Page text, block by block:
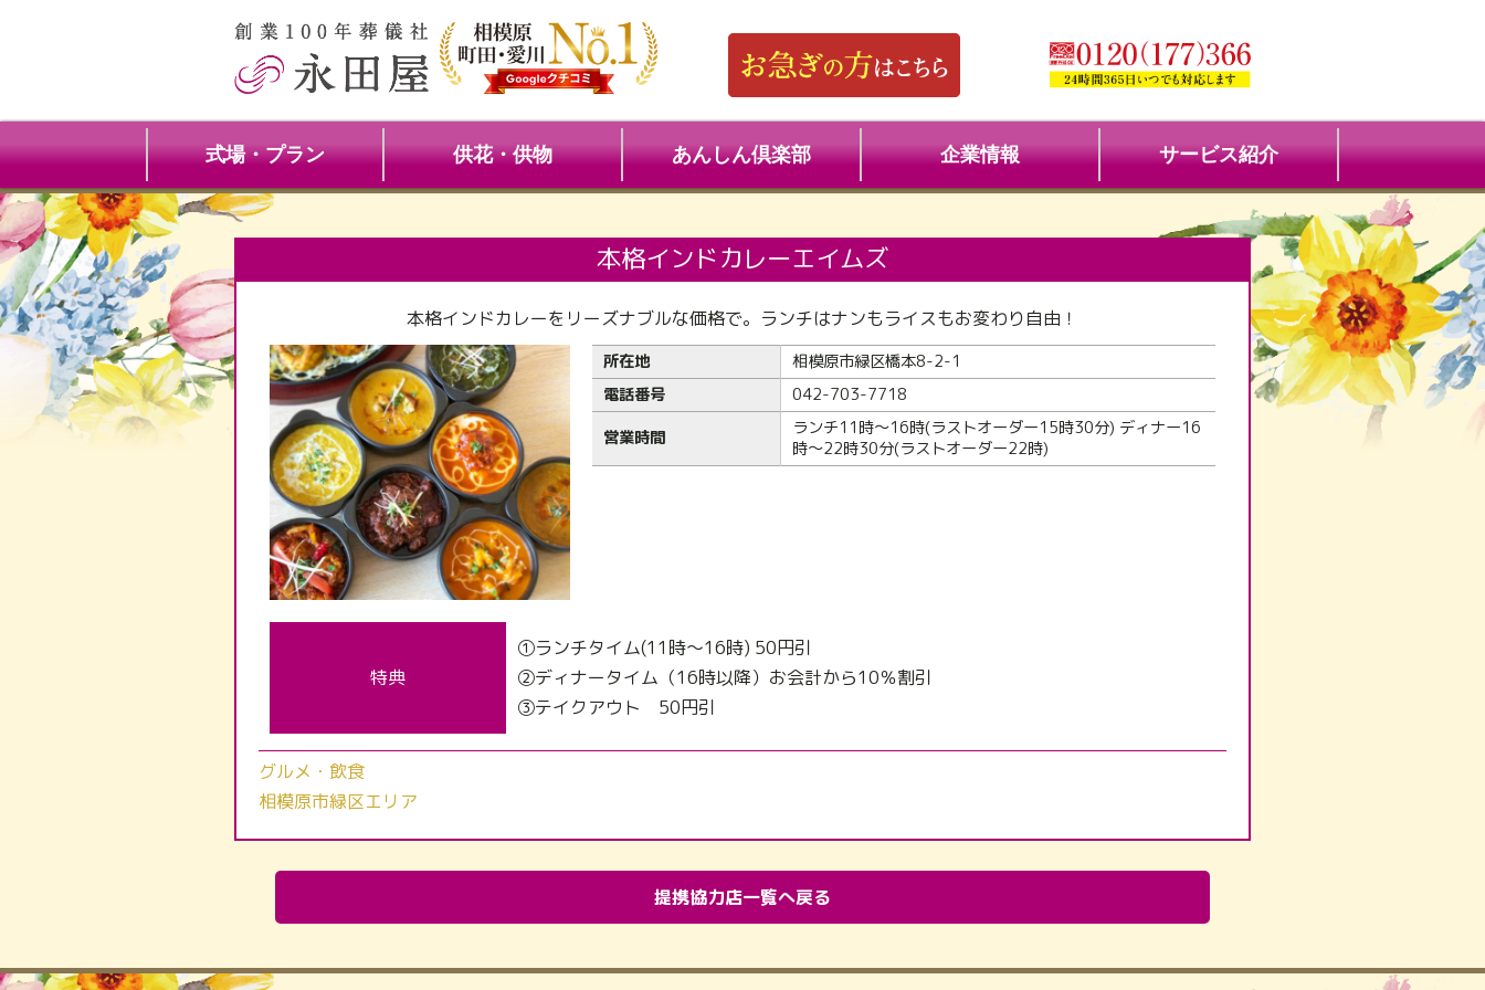
式場・プラン 供花・供物 あんしん倶楽部 企業情報 サービス紹介
本格インドカレーエイムズ
本格インドカレーをリーズナブルな価格で。ランチはナンもライスもお変わり自由！
所在地
相模原市緑区橋本8-2-1
電話番号
042-703-7718
営業時間
ランチ11時〜16時(ラストオーダー15時30分) ディナー16
時〜22時30分(ラストオーダー22時)
特典
①ランチタイム(11時～16時) 50円引
②ディナータイム（16時以降）お会計から10％割引
③テイクアウト 50円引
グルメ・飲食
相模原市緑区エリア
提携協力店一覧へ戻る